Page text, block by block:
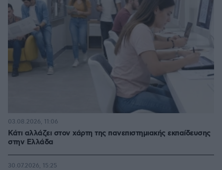
Κάτι αλλάζει στον χάρτη της πανεπιστημιακής εκπαίδευσης
στην Ελλάδα
03.08.2026, 11:06
30.07.2026, 15:25